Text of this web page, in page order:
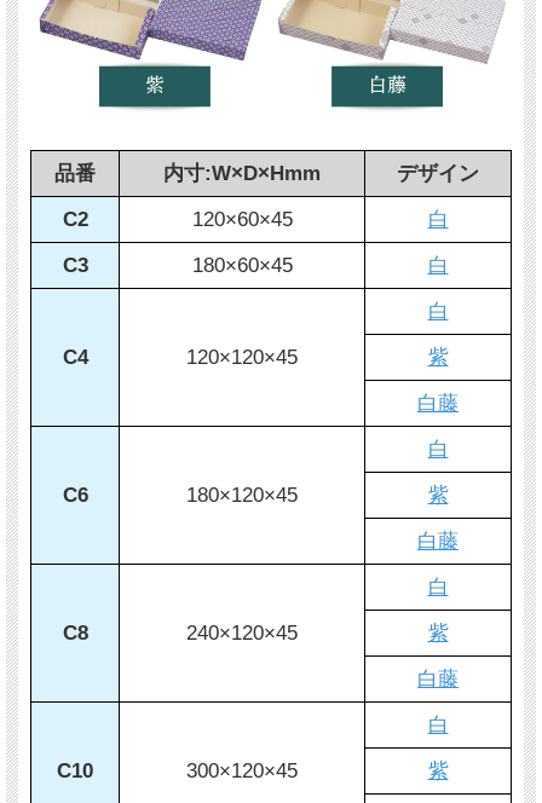
品番 内寸:W×D×Hmm
デザイン
C2
120×60×45
白
C3
180×60×45 白
C4 120×120×45
白
紫
白藤
C6 180×120×45
白
紫
白藤
C8 240×120×45
白
紫
白藤
C10 300×120×45
白
紫